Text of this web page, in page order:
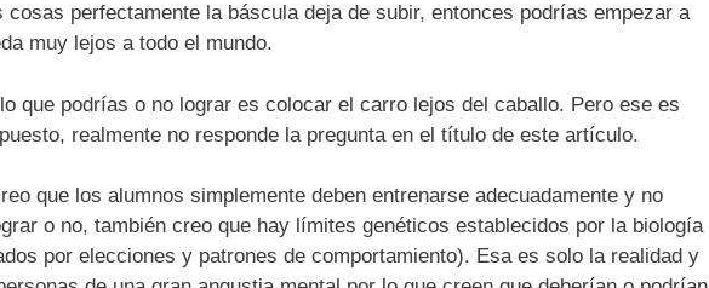
perfectamente la báscula deja de subir, entonces podrías empezar a
muy lejos a todo el mundo.
que podrías o no lograr es colocar el carro lejos del caballo. Pero ese es
realmente no responde la pregunta en el título de este artículo.
que los alumnos simplemente deben entrenarse adecuadamente y no
o no, también creo que hay límites genéticos establecidos por la biología
por elecciones y patrones de comportamiento). Esa es solo la realidad y